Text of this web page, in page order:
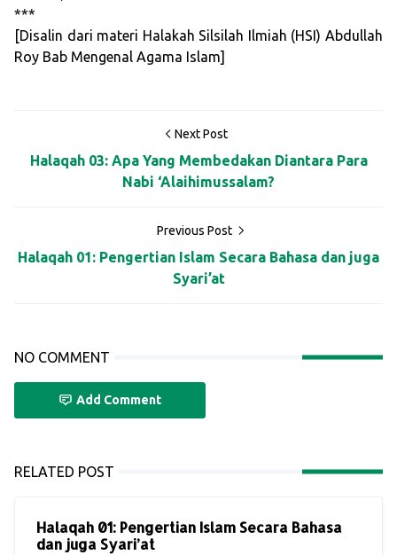
***
[Disalin dari materi Halakah Silsilah Ilmiah (HSI) Abdullah
Roy Bab Mengenal Agama Islam]
Next Post
Halaqah 03: Apa Yang Membedakan Diantara Para
Nabi ‘Alaihimussalam?
Previous Post
Halaqah 01: Pengertian Islam Secara Bahasa dan juga
Syari’at
NO COMMENT
Add Comment
RELATED POST
Halaqah 01: Pengertian Islam Secara Bahasa
dan juga Syari’at